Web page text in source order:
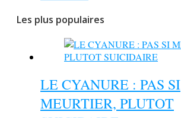
Les plus populaires
LE CYANURE : PAS SI
MEURTIER, PLUTOT